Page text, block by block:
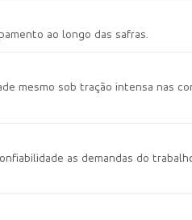
ao longo das safras.
mesmo sob tração intensa nas
as demandas do